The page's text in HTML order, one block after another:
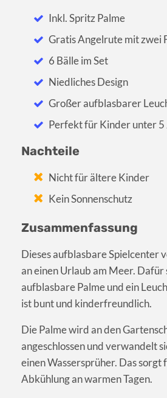
Inkl. Spritz Palme
Gratis Angelrute mit zwei
6 Bälle im Set
Niedliches Design
Großer aufblasbarer
Perfekt für Kinder unter 5
Nachteile
Nicht für ältere Kinder
Kein Sonnenschutz
Zusammenfassung
Dieses aufblasbare Spielcenter
an einen Urlaub am Meer. Dafür
aufblasbare Palme und ein
ist bunt und kinderfreundlich.
Die Palme wird an den
angeschlossen und verwandelt
einen Wassersprüher. Das sorgt
Abkühlung an warmen Tagen.